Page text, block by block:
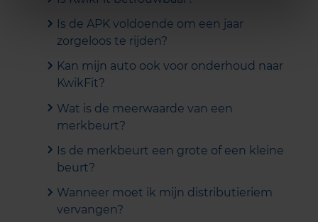
Is de APK voldoende om een jaar
zorgeloos te rijden?
Kan mijn auto ook voor onderhoud naar
KwikFit?
Wat is de meerwaarde van een
merkbeurt?
Is de merkbeurt een grote of een kleine
beurt?
Wanneer moet ik mijn distributieriem
vervangen?